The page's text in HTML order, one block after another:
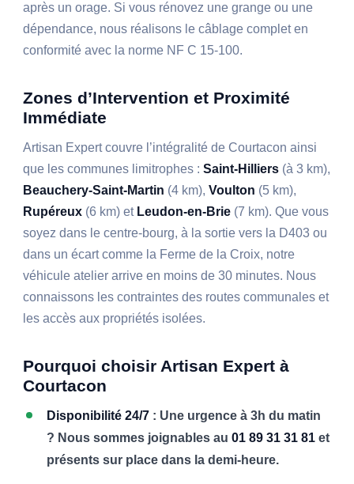
après un orage. Si vous rénovez une grange ou une
dépendance, nous réalisons le câblage complet en
conformité avec la norme NF C 15-100.
Zones d’Intervention et Proximité
Immédiate
Artisan Expert couvre l’intégralité de Courtacon ainsi
que les communes limitrophes :Saint-Hilliers (à 3 km),
Beauchery-Saint-Martin (4 km),Voulton (5 km),
Rupéreux (6 km) et Leudon-en-Brie (7 km). Que vous
soyez dans le centre-bourg, à la sortie vers la D403 ou
dans un écart comme la Ferme de la Croix, notre
véhicule atelier arrive en moins de 30 minutes. Nous
connaissons les contraintes des routes communales et
les accès aux propriétés isolées.
Pourquoi choisir Artisan Expert à
Courtacon
Disponibilité 24/7 : Une urgence à 3h du matin
? Nous sommes joignables au01 89 31 31 81 et
présents sur place dans la demi-heure.